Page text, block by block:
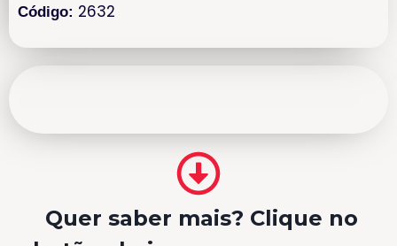
Código: 2632
Quer saber mais? Clique no